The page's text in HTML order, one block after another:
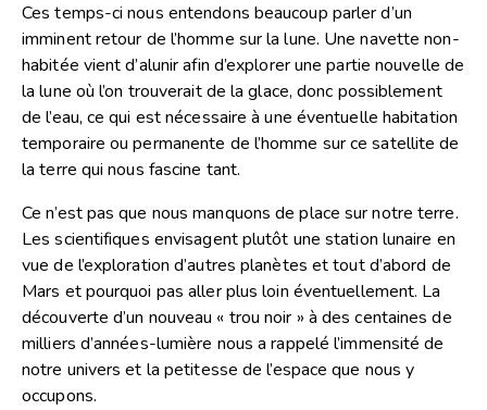
Ces temps-ci nous entendons beaucoup parler d’un
imminent retour de l’homme sur la lune. Une navette non-
habitée vient d’alunir afin d’explorer une partie nouvelle de
la lune où l’on trouverait de la glace, donc possiblement
de l’eau, ce qui est nécessaire à une éventuelle habitation
temporaire ou permanente de l’homme sur ce satellite de
la terre qui nous fascine tant.
Ce n’est pas que nous manquons de place sur notre terre.
Les scientifiques envisagent plutôt une station lunaire en
vue de l’exploration d’autres planètes et tout d’abord de
Mars et pourquoi pas aller plus loin éventuellement. La
découverte d’un nouveau « trou noir » à des centaines de
milliers d’années-lumière nous a rappelé l’immensité de
notre univers et la petitesse de l’espace que nous y
occupons.